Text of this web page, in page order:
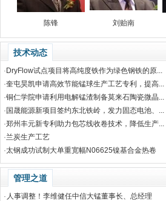
郑玉春 戚向东
技术动态
· DryFlow试点项目将高纯度铁作为绿色钢铁的原...
·奎屯昊凯申请高效节能锰球生产工艺专利，提高...
·铜仁学院申请利用电解锰渣制备莫来石陶瓷微晶...
· 国晟能源新项目签约东北铁岭，发力固态电池、...
·郑州丰元新专利助力包芯线收卷技术，降低生产...
·兰炭生产工艺
·太钢成功试制大单重宽幅N06625镍基合金热卷
管理之道
· 人事调整！李维健任中信大锰董事长、总经理